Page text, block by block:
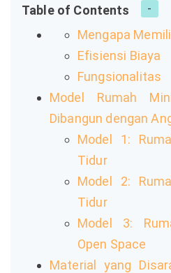
Table of Contents
Mengapa
Efisiensi Biaya
Fungsionalitas
Model Rumah
Dibangun dengan
Model 1:
Tidur
Model 2:
Tidur
Model 3:
Open Space
Material yang